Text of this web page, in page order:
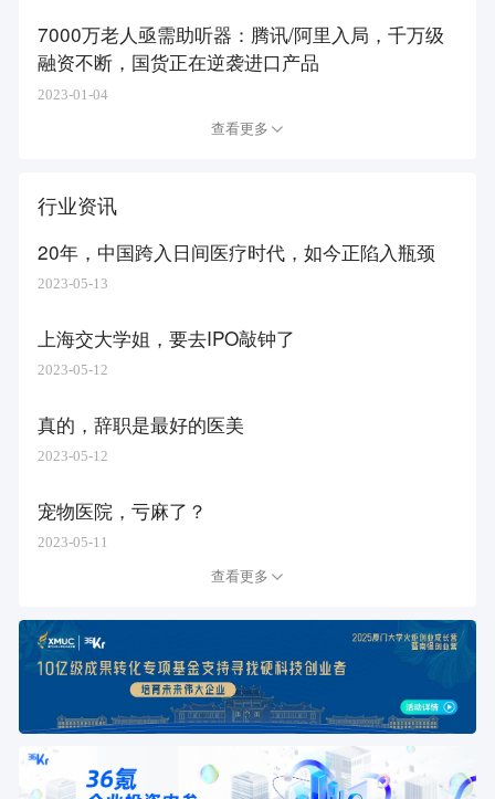
7000万老人亟需助听器：腾讯/阿里入局，千万级
融资不断，国货正在逆袭进口产品
2023-01-04
查看更多
行业资讯
20年，中国跨入日间医疗时代，如今正陷入瓶颈
2023-05-13
上海交大学姐，要去IPO敲钟了
2023-05-12
真的，辞职是最好的医美
2023-05-12
宠物医院，亏麻了？
2023-05-11
查看更多